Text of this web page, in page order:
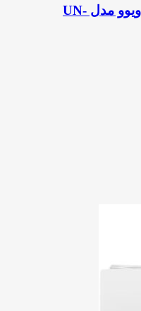
کولر گازی 24000 یونیوا اینورتر ویوو مدل UN-